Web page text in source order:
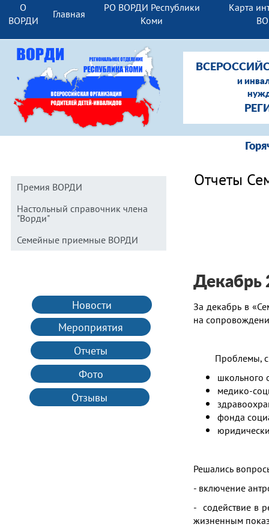
О
ВОРДИ
Главная
РО ВОРДИ Республики
Коми
Карта
и
Отчеты
Премия ВОРДИ
Настольный справочник члена
"Ворди"
Семейные приемные ВОРДИ
Декабрь
За декабрь в
на
Проблемы, с
школьного
медико-
фонда
Решались
- включение
- содействие в
жизненным
Новости
Мероприятия
Отчеты
Фото
Отзывы